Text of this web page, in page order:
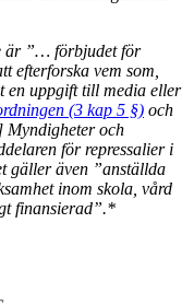
är ”… förbjudet för
efterforska vem som,
en uppgift till media eller
(3 kap 5 §) och
Myndigheter och
för repressalier i
gäller även ”anställda
inom skola, vård
finansierad”.*